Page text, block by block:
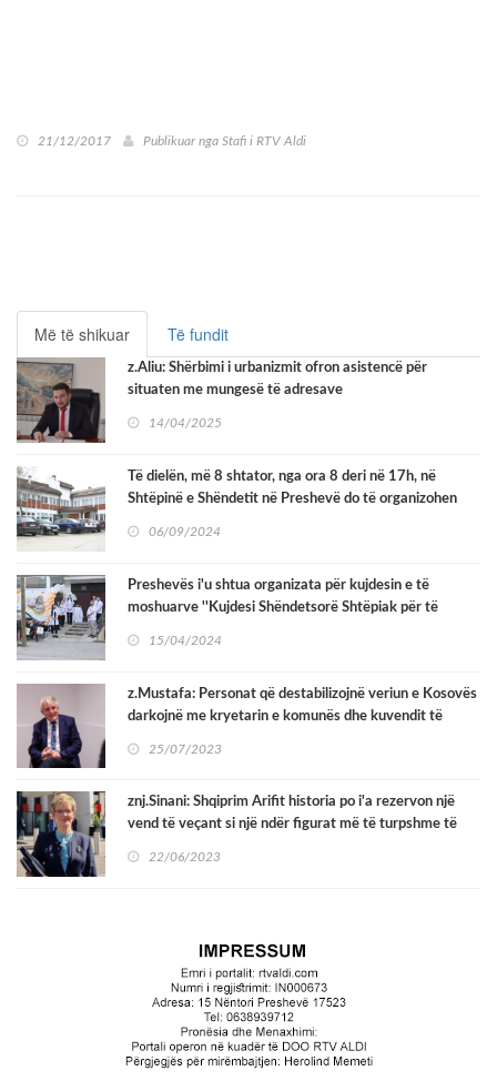
21/12/2017 Publikuar nga Stafi i RTV Aldi
Më të shikuar Të fundit
z.Aliu: Shërbimi i urbanizmit ofron asistencë për
situaten me mungesë të adresave
14/04/2025
Të dielën, më 8 shtator, nga ora 8 deri në 17h, në
Shtëpinë e Shëndetit në Preshevë do të organizohen
06/09/2024
Preshevës i'u shtua organizata për kujdesin e të
moshuarve ''Kujdesi Shëndetsorë Shtëpiak për të
15/04/2024
z.Mustafa: Personat që destabilizojnë veriun e Kosovës
darkojnë me kryetarin e komunës dhe kuvendit të
25/07/2023
znj.Sinani: Shqiprim Arifit historia po i'a rezervon një
vend të veçant si një ndër figurat më të turpshme të
22/06/2023